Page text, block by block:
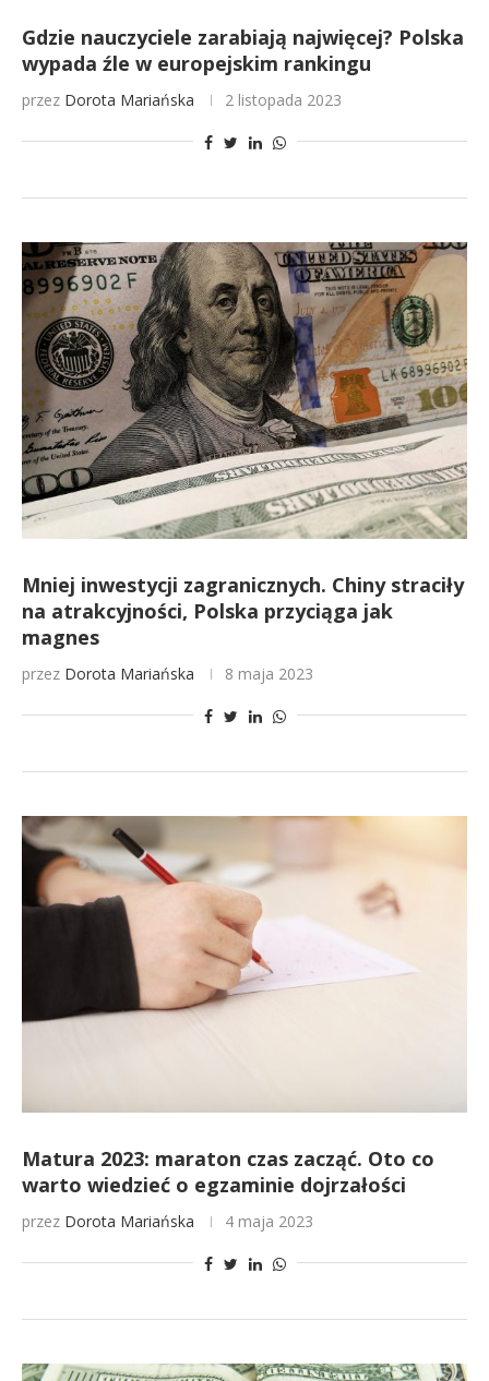
Gdzie nauczyciele zarabiają najwięcej? Polska
wypada źle w europejskim rankingu
przez Dorota Mariańska 2 listopada 2023
Mniej inwestycji zagranicznych. Chiny straciły
na atrakcyjności, Polska przyciąga jak
magnes
przez Dorota Mariańska 8 maja 2023
Matura 2023: maraton czas zacząć. Oto co
warto wiedzieć o egzaminie dojrzałości
przez Dorota Mariańska 4 maja 2023